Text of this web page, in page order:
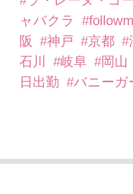
ャバクラ
阪
#神戸 #京都 #
石川
#岐阜 #岡山
日出勤 #バニーガ